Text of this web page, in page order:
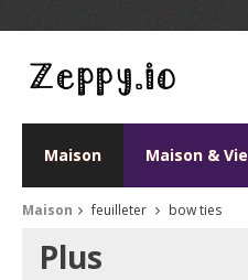
Maison Maison & Vie
Maison feuilleter bow ties
Plus